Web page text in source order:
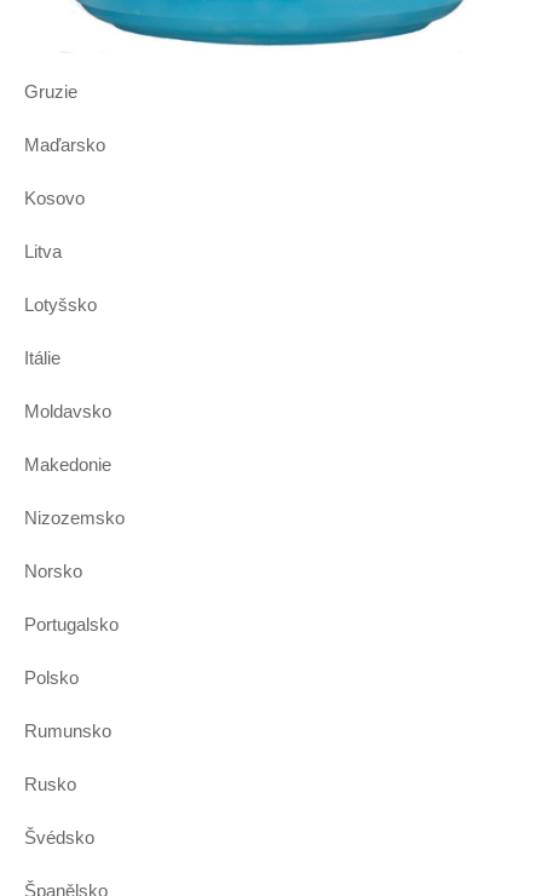
Gruzie
Maďarsko
Kosovo
Litva
Lotyšsko
Itálie
Moldavsko
Makedonie
Nizozemsko
Norsko
Portugalsko
Polsko
Rumunsko
Rusko
Švédsko
Španělsko